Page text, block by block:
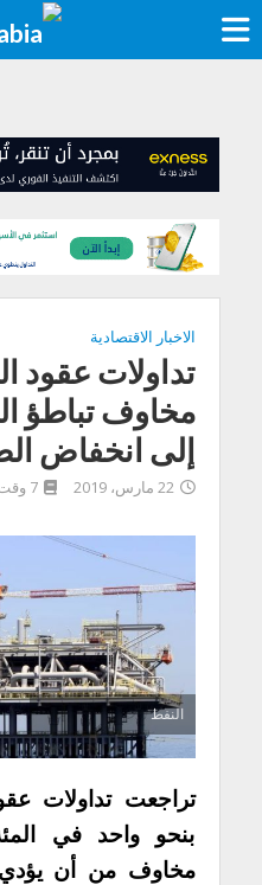
الاخبار الاقتصادية
تداولات عقود
مخاوف تباطؤ
إلى انخفاض
22 مارس، 2019 7 وقت القراءة بالدقيقة
النفط
بنحو واحد في
مخاوف من أن يؤدي